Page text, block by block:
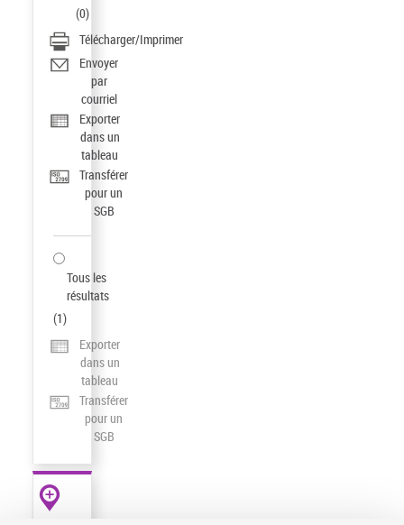
(0)
Télécharger/Imprimer
Envoyer
par
courriel
Exporter
dans un
tableau
Transférer
pour un
SGB
Tous les
résultats
(1)
Exporter
dans un
tableau
Transférer
pour un
SGB